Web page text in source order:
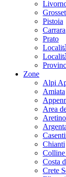
Pistoia
Carrara
Prato
Zone
Alpi
Amiata
Area
Aretino
Chianti
Costa
Crete